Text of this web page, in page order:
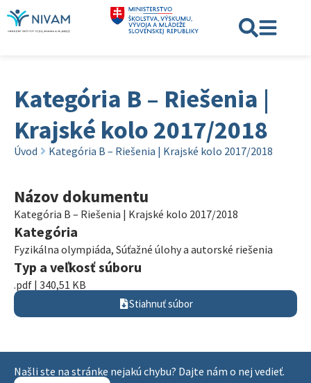
Kategória B – Riešenia |
Krajské kolo 2017/2018
Úvod Kategória B – Riešenia | Krajské kolo 2017/2018
Názov dokumentu
Kategória B – Riešenia | Krajské kolo 2017/2018
Kategória
Fyzikálna olympiáda, Súťažné úlohy a autorské riešenia
Typ a veľkosť súboru
.pdf | 340,51 KB
Stiahnuť súbor
Našli ste na stránke nejakú chybu? Dajte nám o nej vedieť.